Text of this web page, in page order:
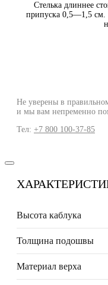
Стелька длиннее
припуска 0,5—1,5 см.
Не уверены в
и мы вам непременно
Тел: +7 800 100-37-85
Высота каблука
Толщина подошвы
Материал верха